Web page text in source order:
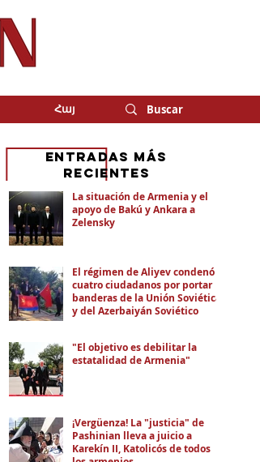
Հայ
La situación de Armenia y el
apoyo de Bakú y Ankara a
Zelensky
El régimen de Aliyev condenó a
cuatro ciudadanos por portar
banderas de la Unión Soviética
y del Azerbaiyán Soviético
"El objetivo es debilitar la
estatalidad de Armenia"
¡Vergüenza! La "justicia" de
Pashinian lleva a juicio a
Karekín II, Katolicós de todos
eNTRADAS MÁS
RECIENTES